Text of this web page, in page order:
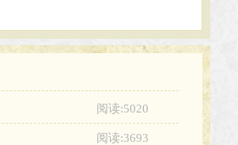
阅读:5020
阅读:3693